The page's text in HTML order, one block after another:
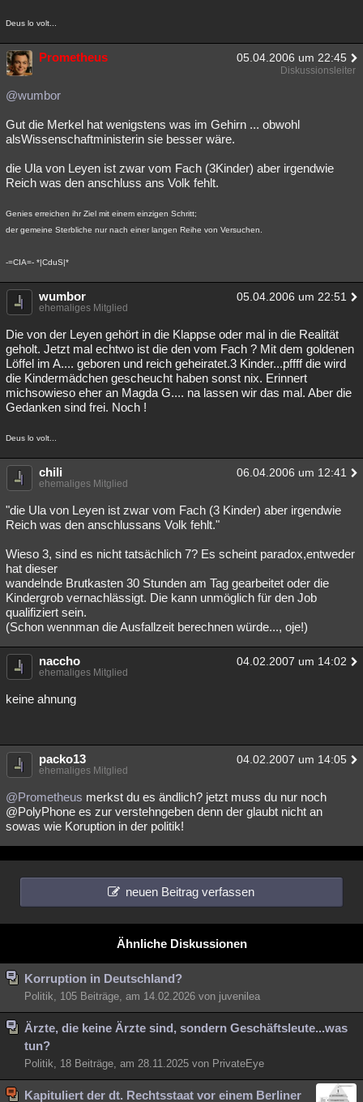
Deus lo volt...
Prometheus 05.04.2006 um 22:45
Diskussionsleiter
@wumbor
Gut die Merkel hat wenigstens was im Gehirn ... obwohl
alsWissenschaftministerin sie besser wäre.
die Ula von Leyen ist zwar vom Fach (3Kinder) aber irgendwie
Reich was den anschluss ans Volk fehlt.
Genies erreichen ihr Ziel mit einem einzigen Schritt;
der gemeine Sterbliche nur nach einer langen Reihe von Versuchen.
-=CIA=- *|CduS|*
wumbor 05.04.2006 um 22:51
ehemaliges Mitglied
Die von der Leyen gehört in die Klappse oder mal in die Realität
geholt. Jetzt mal echtwo ist die den vom Fach ? Mit dem goldenen
Löffel im A.... geboren und reich geheiratet.3 Kinder...pffff die wird
die Kindermädchen gescheucht haben sonst nix. Erinnert
michsowieso eher an Magda G.... na lassen wir das mal. Aber die
Gedanken sind frei. Noch !
Deus lo volt...
chili 06.04.2006 um 12:41
ehemaliges Mitglied
"die Ula von Leyen ist zwar vom Fach (3 Kinder) aber irgendwie
Reich was den anschlussans Volk fehlt."
Wieso 3, sind es nicht tatsächlich 7? Es scheint paradox,entweder
hat dieser
wandelnde Brutkasten 30 Stunden am Tag gearbeitet oder die
Kindergrob vernachlässigt. Die kann unmöglich für den Job
qualifiziert sein.
(Schon wennman die Ausfallzeit berechnen würde..., oje!)
naccho 04.02.2007 um 14:02
ehemaliges Mitglied
keine ahnung
packo13 04.02.2007 um 14:05
ehemaliges Mitglied
@Prometheus merkst du es ändlich? jetzt muss du nur noch
@PolyPhone es zur verstehngeben denn der glaubt nicht an
sowas wie Koruption in der politik!
neuen Beitrag verfassen
Ähnliche Diskussionen
Korruption in Deutschland?
Politik, 105 Beiträge, am 14.02.2026 von juvenilea
Ärzte, die keine Ärzte sind, sondern Geschäftsleute...was
tun?
Politik, 18 Beiträge, am 28.11.2025 von PrivateEye
Kapituliert der dt. Rechtsstaat vor einem Berliner